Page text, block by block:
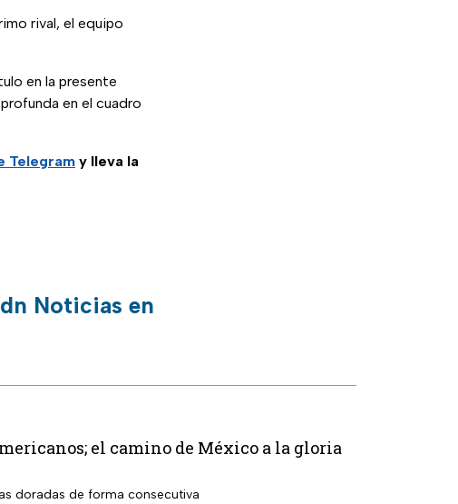
rival, el equipo
en la presente
en el cuadro
Telegram y lleva la
Noticias en
el camino de México a la gloria
doradas de forma consecutiva